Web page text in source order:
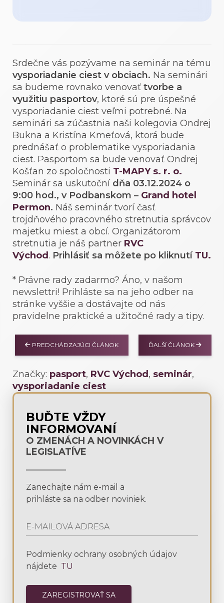
Srdečne vás pozývame na seminár na tému
vysporiadanie ciest v obciach. Na seminári
sa budeme rovnako venovať tvorbe a
využitiu pasportov, ktoré sú pre úspešné
vysporiadanie ciest veľmi potrebné. Na
seminári sa zúčastnia naši kolegovia Ondrej
Bukna a Kristína Kmeťová, ktorá bude
prednášať o problematike vysporiadania
ciest. Pasportom sa bude venovať Ondrej
Košťan zo spoločnosti T-MAPY s. r. o.
Seminár sa uskutoční dňa 03.12.2024 o
9:00 hod., v Podbanskom – Grand hotel
Permon. Náš seminár tvorí časť
trojdňového pracovného stretnutia správcov
majetku miest a obcí. Organizátorom
stretnutia je náš partner RVC
Východ . Prihlásiť sa môžete po kliknutí TU.
* Právne rady zadarmo? Áno, v našom
newslettri! Prihláste sa na jeho odber na
stránke vyššie a dostávajte od nás
pravidelne praktické a užitočné rady a tipy.
ĎALŠÍ ČLÁNOK
PREDCHÁDZAJÚCI ČLÁNOK
Značky: pasport, RVC Východ , seminár,
vysporiadanie ciest
BUĎTE VŽDY
INFORMOVANÍ
O ZMENÁCH A NOVINKÁCH V
LEGISLATÍVE
Zanechajte nám e-mail a
prihláste sa na odber noviniek.
Podmienky ochrany osobných údajov
nájdete TU